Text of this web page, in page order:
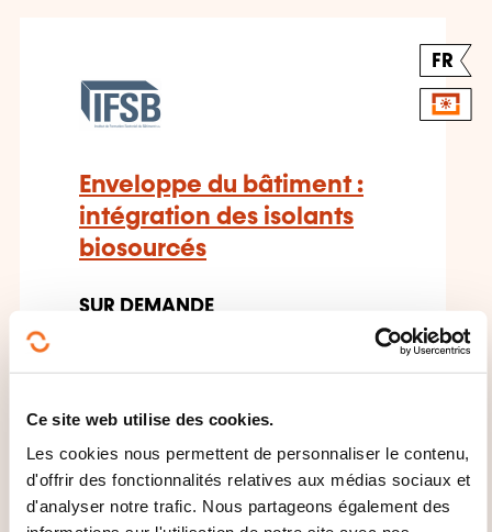
Ce site web utilise des cookies.
Les cookies nous permettent de personnaliser le contenu,
d'offrir des fonctionnalités relatives aux médias sociaux et
d'analyser notre trafic. Nous partageons également des
FR
Enveloppe du bâtiment :
intégration des isolants
biosourcés
SUR DEMANDE
énergétique bâtiment